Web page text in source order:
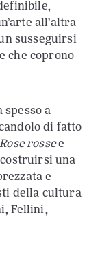
all’altra
susseguirsi
che coprono
a
di fatto
Rose rossee
una
e
della cultura
Fellini,